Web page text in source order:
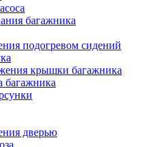
багажника
подогревом сидений
крышки багажника
багажника
дверью